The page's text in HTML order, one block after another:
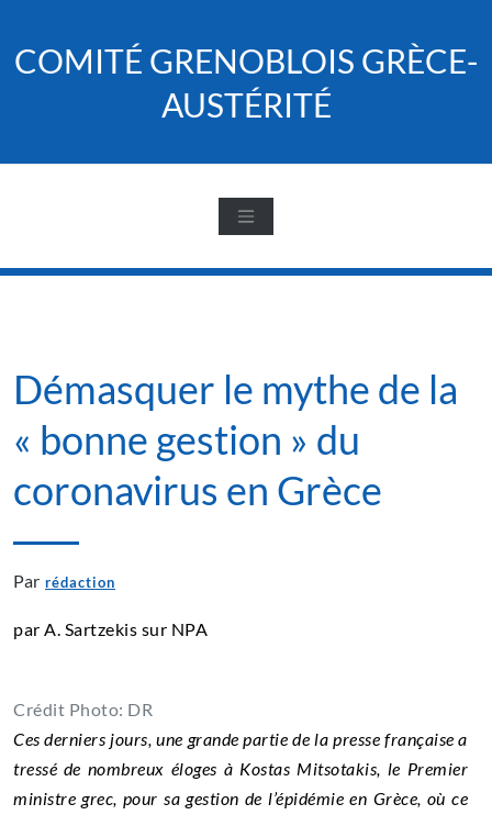
content
COMITÉ GRENOBLOIS GRÈCE-
AUSTÉRITÉ
Démasquer le mythe de la
« bonne gestion » du
coronavirus en Grèce
Par rédaction
par A. Sartzekis sur NPA
Crédit Photo: DR
Ces derniers jours, une grande partie de la presse française a
tressé de nombreux éloges à Kostas Mitsotakis, le Premier
ministre grec, pour sa gestion de l’épidémie en Grèce, où ce